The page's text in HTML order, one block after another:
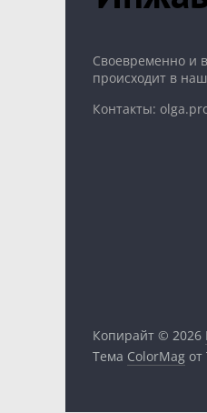
Cвоевременно и
происходит в
Контакты:
Копирайт © 2026
Тема ColorMag